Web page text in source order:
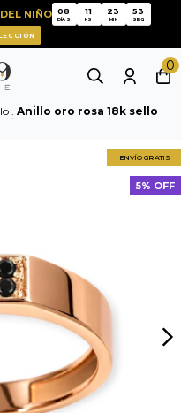
NIÑO
08
08
DÍAS
11
11
HS
23
23
MIN
53
52
SEG
0
Anillo oro rosa 18k sello
ENVÍO GRATIS
5% OFF